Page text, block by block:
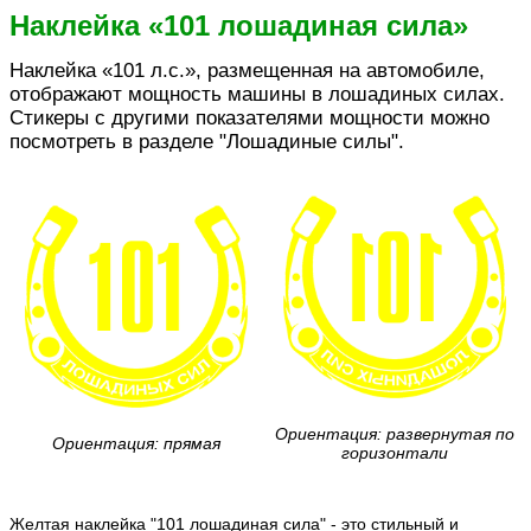
Наклейка «101 лошадиная сила»
Наклейка «101 л.с.», размещенная на автомобиле,
отображают мощность машины в лошадиных силах.
Стикеры с другими показателями мощности можно
посмотреть в разделе "Лошадиные силы".
Ориентация: прямая
Ориентация: развернутая по
горизонтали
Желтая наклейка "101 лошадиная сила" - это стильный и